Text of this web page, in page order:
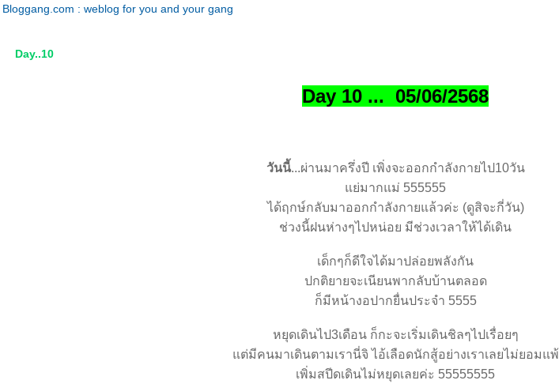
Bloggang.com : weblog for you and your gang
Day..10
Day 10 ... 05/06/2568
วันนี้...ผ่านมาครึ่งปี เพิ่งจะออกกำลังกายไป10วัน
่มากแม่ 555555
ได้ฤกษ์กลับมาออกกำลังกายแล้วค่ะ (ดูสิจะกี่วัน)
ช่วงนี้ฝนห่างๆไปหน่อย มีช่วงเวลาให้ได้เดิน
เด็กๆก็ดีใจได้มาปล่อยพลังกัน
ปกติยายจะเนียนพากลับบ้านตลอด
ก็มีหน้างอปากยื่นประจำ 5555
หยุดเดินไป3เดือน ก็กะจะเริ่มเดินชิลๆไปเรื่อยๆ
ต่มีคนมาเดินตามเรานี่จิ ไอ้เลือดนักสู้อย่างเราเลยไม่ยอมแพ้
เพิ่มสปีดเดินไม่หยุดเลยค่ะ 55555555